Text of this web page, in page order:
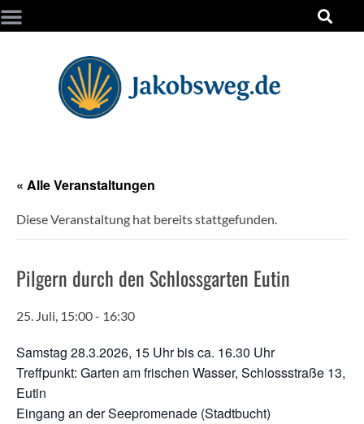
« Alle Veranstaltungen
Diese Veranstaltung hat bereits stattgefunden.
Pilgern durch den Schlossgarten Eutin
25. Juli, 15:00- 16:30
Samstag 28.3.2026, 15 Uhr bis ca. 16.30 Uhr
Treffpunkt: Garten am frischen Wasser, Schlossstraße 13,
Eutin
Eingang an der Seepromenade (Stadtbucht)